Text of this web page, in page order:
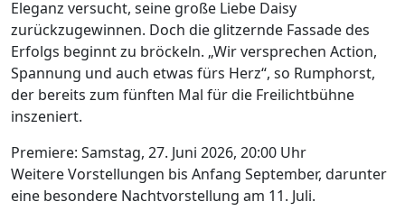
Eleganz versucht, seine große Liebe Daisy
zurückzugewinnen. Doch die glitzernde Fassade des
Erfolgs beginnt zu bröckeln. „Wir versprechen Action,
Spannung und auch etwas fürs Herz“, so Rumphorst,
der bereits zum fünften Mal für die Freilichtbühne
inszeniert.
Premiere: Samstag, 27. Juni 2026, 20:00 Uhr
Weitere Vorstellungen bis Anfang September, darunter
eine besondere Nachtvorstellung am 11. Juli.